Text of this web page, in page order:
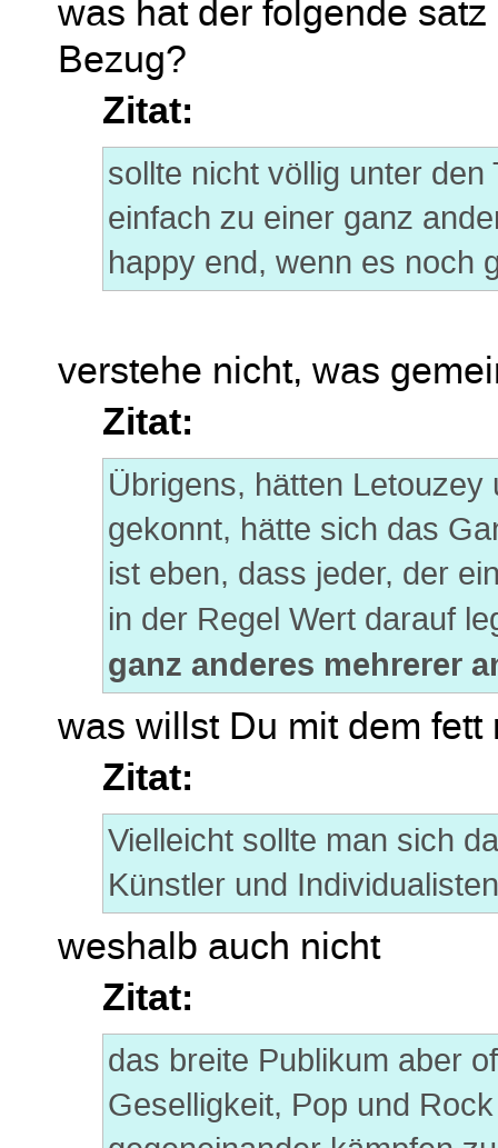
was hat der folgende
Bezug?
Zitat:
sollte nicht völlig unter
einfach zu einer ganz
happy end, wenn es noch
verstehe nicht, was
Zitat:
Übrigens, hätten
gekonnt, hätte sich das
ist eben, dass jeder, der
in der Regel Wert darauf
ganz anderes mehrerer
was willst Du mit dem
Zitat:
Vielleicht sollte man sich
Künstler und
weshalb auch nicht
Zitat:
das breite Publikum aber
Geselligkeit, Pop und